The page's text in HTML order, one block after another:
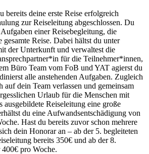
bereits deine erste Reise erfolgreich
zur Reiseleitung abgeschlossen. Du
einer Reisebegleitung, die
Reise. Dabei hältst du unter
der Unterkunft und verwaltest die
für die Teilnehmer*innen,
Büro Team vom FoB und YAT agierst du
alle anstehenden Aufgaben. Zugleich
auf dein Team verlassen und gemeinsam
Urlaub für die Menschen mit
ausgebildete Reiseleitung eine große
du eine Aufwandsentschädigung von
Hast du bereits zuvor schon mehrere
dein Honorar an – ab der 5. begleiteten
bereits 350€ und ab der 8.
400€ pro Woche.